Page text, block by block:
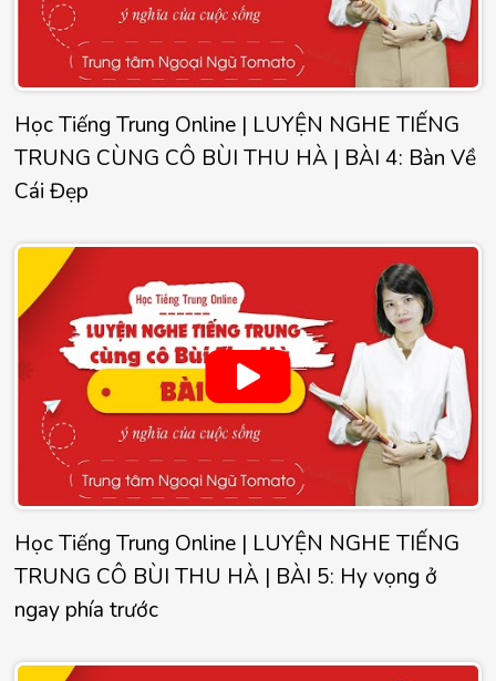
Học Tiếng Trung Online | LUYỆN NGHE TIẾNG
TRUNG CÙNG CÔ BÙI THU HÀ | BÀI 4: Bàn Về
Cái Đẹp
Học Tiếng Trung Online | LUYỆN NGHE TIẾNG
TRUNG CÔ BÙI THU HÀ | BÀI 5: Hy vọng ở
ngay phía trước